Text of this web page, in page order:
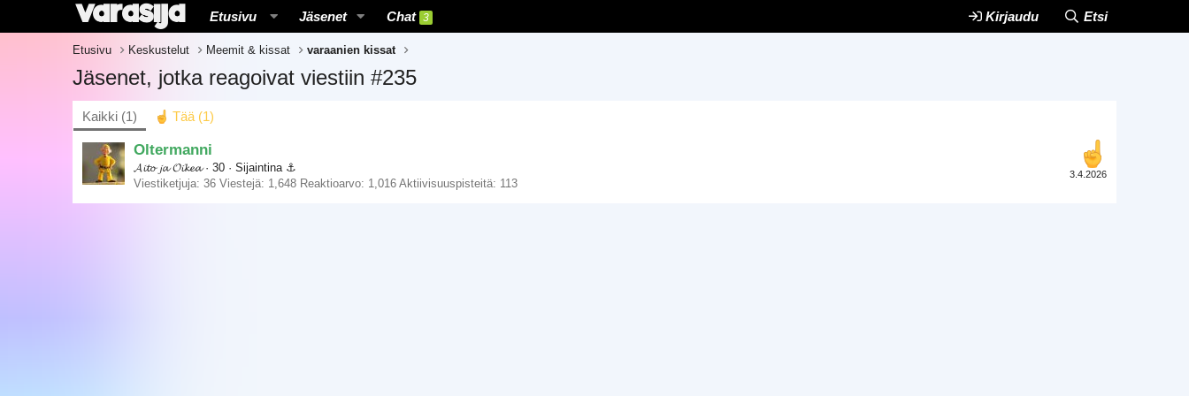
Etusivu Jäsenet Chat 3 Kirjaudu Etsi
Etusivu Keskustelut Meemit & kissat varaanien kissat
Jäsenet, jotka reagoivat viestiin #235
Kaikki (1) Tää (1)
3.4.2026
Oltermanni
𝓐𝓲𝓽𝓸 𝓳𝓪 𝓞𝓲𝓴𝓮𝓪 · 30 · Sijaintina ⚓︎
Viestiketjuja 36 Viestejä 1,648 Reaktioarvo 1,016 Aktiivisuuspisteitä 113